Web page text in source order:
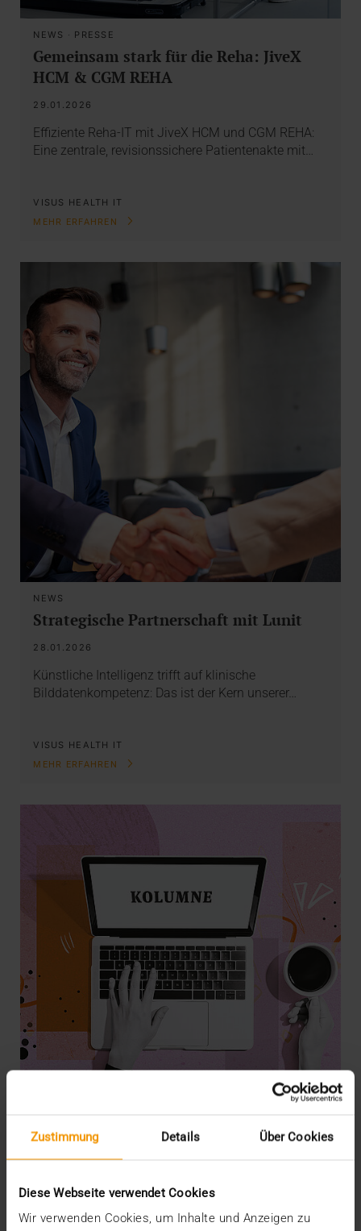
Zustimmung Details Über Cookies
Diese Webseite verwendet Cookies
Wir verwenden Cookies, um Inhalte und Anzeigen zu
NEWS · PRESSE
Gemeinsam stark für die Reha: JiveX
HCM & CGM REHA
29.01.2026
Effiziente Reha-IT mit JiveX HCM und CGM REHA:
Eine zentrale, revisionssichere Patientenakte mit…
VISUS HEALTH IT
MEHR ERFAHREN
NEWS
Strategische Partnerschaft mit Lunit
28.01.2026
Künstliche Intelligenz trifft auf klinische
Bilddatenkompetenz: Das ist der Kern unserer…
VISUS HEALTH IT
MEHR ERFAHREN
KOLUMNE
Der Assistent auf dem Smartphone
15.01.2026
Mehrere europäische Teams der CGM arbeiten an